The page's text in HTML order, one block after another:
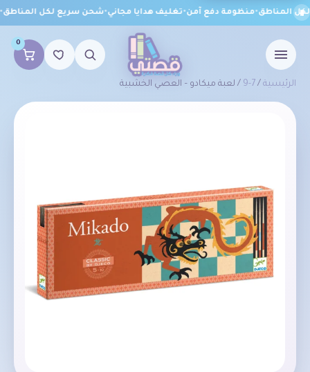
المناطق•منظومة دفع آمن•تغليف هدايا مجاني•شحن سريع لكل المناطق•
0
الرئيسية /
7-9 / لعبة ميكادو – العصي الخشبية